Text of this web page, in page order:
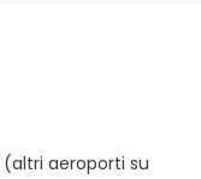
aeroporti su